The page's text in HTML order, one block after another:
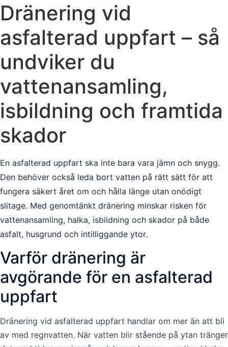
Dränering vid
asfalterad uppfart – så
undviker du
vattenansamling,
isbildning och framtida
skador
En asfalterad uppfart ska inte bara vara jämn och snygg.
Den behöver också leda bort vatten på rätt sätt för att
fungera säkert året om och hålla länge utan onödigt
slitage. Med genomtänkt dränering minskar risken för
vattenansamling, halka, isbildning och skador på både
asfalt, husgrund och intilliggande ytor.
Varför dränering är
avgörande för en asfalterad
uppfart
Dränering vid asfalterad uppfart handlar om mer än att bli
av med regnvatten. När vatten blir stående på ytan tränger